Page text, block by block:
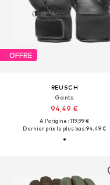
OFFRE
REUSCH
Gants
94,49 €
À l'origine : 119,99 €
Dernier prix le plus bas :94,49 €